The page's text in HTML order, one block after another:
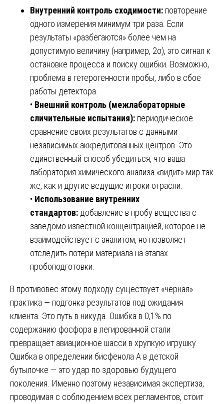
Внутренний контроль сходимости: повторение
одного измерения минимум три раза. Если
результаты «разбегаются» более чем на
допустимую величину (например, 2σ), это сигнал к
остановке процесса и поиску ошибки. Возможно,
проблема в гетерогенности пробы, либо в сбое
работы детектора.
• Внешний контроль (межлабораторные
сличительные испытания): периодическое
сравнение своих результатов с данными
независимых аккредитованных центров. Это
единственный способ убедиться, что ваша
лаборатория химического анализа «видит» мир так
же, как и другие ведущие игроки отрасли.
• Использование внутренних
стандартов: добавление в пробу вещества с
заведомо известной концентрацией, которое не
взаимодействует с аналитом, но позволяет
отследить потери материала на этапах
пробоподготовки.
В противовес этому подходу существует «чёрная»
практика — подгонка результатов под ожидания
клиента. Это путь в никуда. Ошибка в 0,1% по
содержанию фосфора в легированной стали
превращает авиационное шасси в хрупкую игрушку.
Ошибка в определении бисфенола А в детской
бутылочке — это удар по здоровью будущего
поколения. Именно поэтому независимая экспертиза,
проводимая с соблюдением всех регламентов, стоит